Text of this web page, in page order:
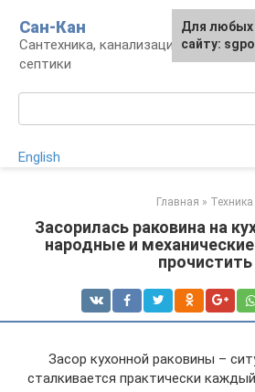
контенту
Сан-Кан
Сантехника, канализация,
септики
English
Главная » Техника
Засорилась раковина на
народные и
прочистить
Засор кухонной раковины –
сталкивается практически
Для любых
сайту: